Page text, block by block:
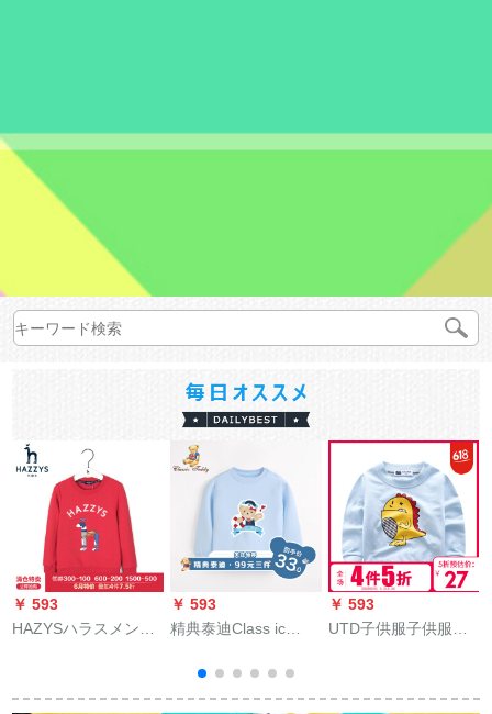
￥ 593
HAZYSハラスメント
の子供服の上着の秋
￥ 593
精典泰迪Class ic
ィアンの男女の子供
供服のトレープトラ
￥ 593
UTD子供服子供服秋
カジュア服韩国版の